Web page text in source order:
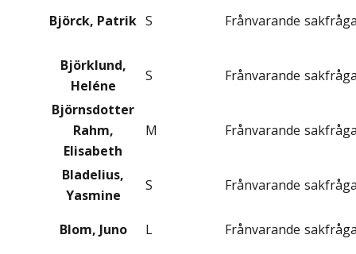
Björck, Patrik S Frånvarande
Björklund,
Heléne
S Frånvarande
Björnsdotter
Rahm,
Elisabeth
M Frånvarande
Bladelius,
Yasmine
S Frånvarande
Blom, Juno L Frånvarande